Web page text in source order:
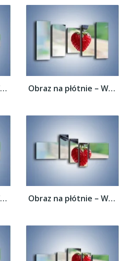
Obraz na płótnie – Wisząca truskawka –... Obraz na płótnie – Wisząca truskawka –...
Obraz na płótnie – Wisząca truskawka –... Obraz na płótnie – Wisząca truskawka –...